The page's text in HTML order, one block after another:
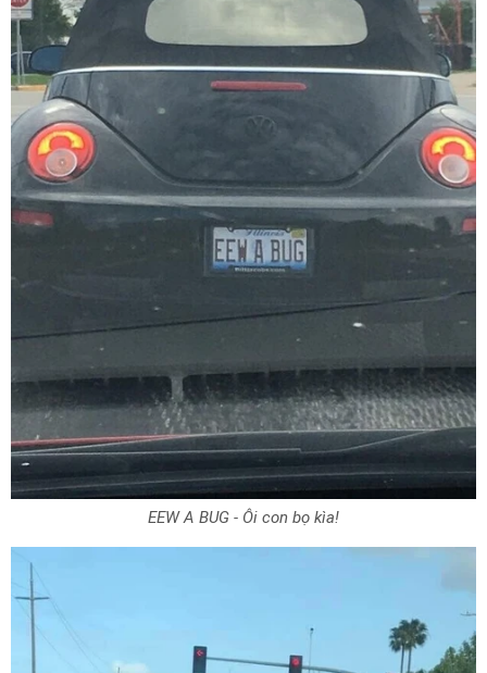
EEW A BUG - Ôi con bọ kìa!